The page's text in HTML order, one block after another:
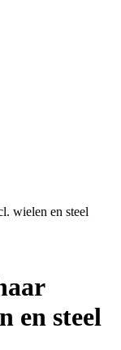
wielen en steel
en steel